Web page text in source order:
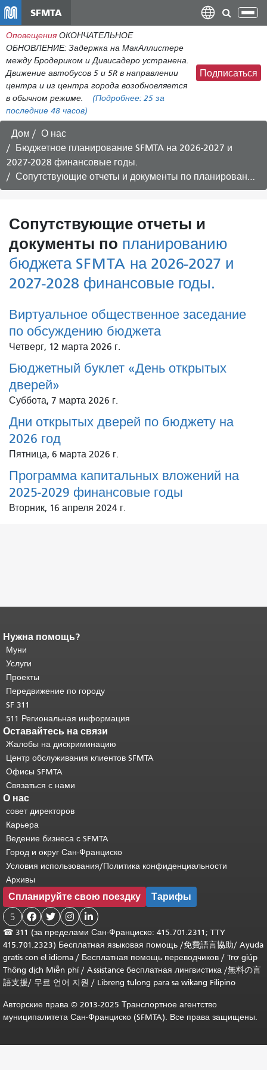
содержанию
SFMTA
Оповещения ОКОНЧАТЕЛЬНОЕ
ОБНОВЛЕНИЕ: Задержка на МакАллистере
между Бродериком и Дивисадеро устранена.
Движение автобусов 5 и 5R в направлении
центра и из центра города возобновляется
в обычном режиме.
(Подробнее: 25 за
последние 48 часов)
Подписаться
Дом
О нас
Бюджетное планирование SFMTA на 2026-2027 и
2027-2028 финансовые годы.
Сопутствующие отчеты и документы по планированию бюджета SFMTA на 2026-2027 и 2027-2028 финансовые годы.
Сопутствующие отчеты и
документы по планированию
бюджета SFMTA на 2026-2027 и
2027-2028 финансовые годы.
Виртуальное общественное заседание
по обсуждению бюджета
Четверг, 12 марта 2026 г.
Бюджетный буклет «День открытых
дверей»
Суббота, 7 марта 2026 г.
Дни открытых дверей по бюджету на
2026 год
Пятница, 6 марта 2026 г.
Программа капитальных вложений на
2025-2029 финансовые годы
Вторник, 16 апреля 2024 г.
Конец содержимого
страницы.
страницы повторяется на каждой
странице.
основного содержимого .
Нужна помощь?
Муни
Услуги
Проекты
Передвижение по городу
SF 311
511 Региональная информация
Оставайтесь на связи
Жалобы на дискриминацию
Центр обслуживания клиентов SFMTA
Офисы SFMTA
Связаться с нами
О нас
совет директоров
Карьера
Ведение бизнеса с SFMTA
Город и округ Сан-Франциско
Условия использования/Политика конфиденциальности
Архивы
Спланируйте свою поездку Тарифы
5    
☎ 311 (за пределами Сан-Франциско: 415.701.2311; TTY
415.701.2323) Бесплатная языковая помощь /免費語言協助/ Ayuda
gratis con el idioma / Бесплатная помощь переводчиков / Trợ giúp
Thông dịch Miễn phí/ Assistance бесплатная лингвистика /無料の言
語支援/ 무료 언어 지원 / Libreng tulong para sa wikang Filipino
Авторские права © 2013-2025 Транспортное агентство
муниципалитета Сан-Франциско (SFMTA). Все права защищены.